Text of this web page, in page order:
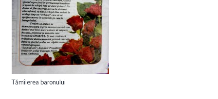
Tămîierea baronului